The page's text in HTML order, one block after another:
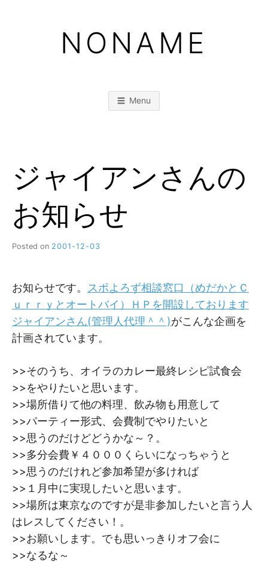
NONAME
Menu
ジャイアンさんの
お知らせ
Posted on 2001-12-03
M
お知らせです。
スポよろず相談窓口（めだかとＣ
ｕｒｒｙとオートバイ）ＨＰを開設しております
ジャイアンさん(管理人代理＾＾)がこんな企画を
計画されています。
>>そのうち、オイラのカレー最終レシピ試食会
>>をやりたいと思います。
>>場所借りて他の料理、飲み物も用意して
>>パーティー形式、会費制でやりたいと
>>思うのだけどどうかな～？。
>>多分会費￥４０００くらいになっちゃうと
>>思うのだけれど参加希望が多ければ
>>１月中に実現したいと思います。
>>場所は東京なのですが是非参加したいと言う人
はレスしてください！。
>>お願いします。でも思いっきりオフ会に
>>なるな～